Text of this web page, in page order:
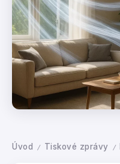
Úvod / Tiskové zprávy /